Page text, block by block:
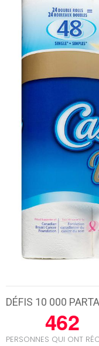
DÉFIS 10 000
462
PERSONNES QUI ONT